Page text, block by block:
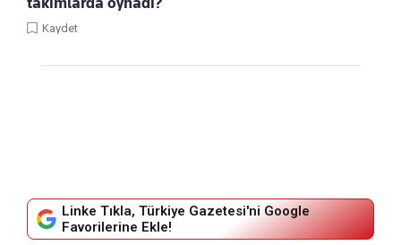
Kaydet
Linke Tıkla, Türkiye Gazetesi'ni Google
Favorilerine Ekle!